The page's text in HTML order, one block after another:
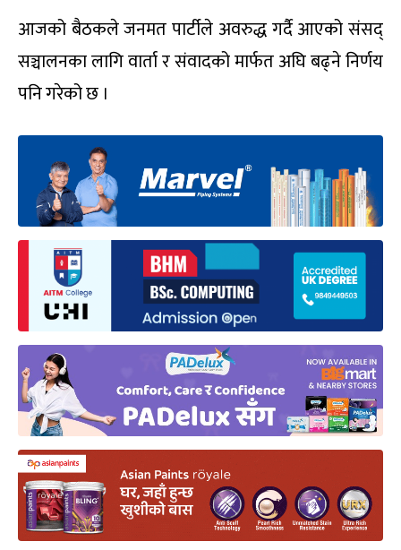
आजको बैठकले जनमत पार्टीले अवरुद्ध गर्दै आएको संसद्
सञ्चालनका लागि वार्ता र संवादको मार्फत अघि बढ्ने निर्णय
पनि गरेको छ ।